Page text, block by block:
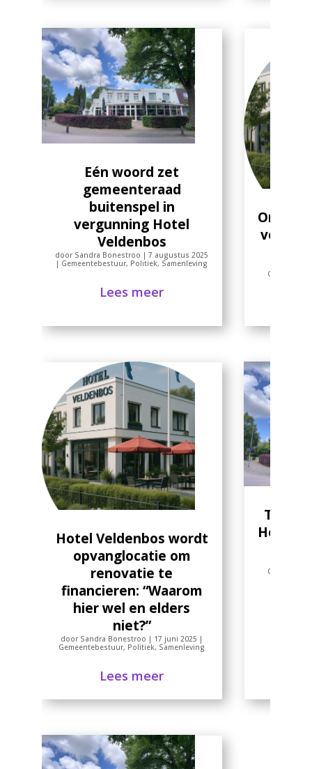
Eén woord zet
gemeenteraad
buitenspel in
vergunning Hotel
Veldenbos
door Sandra Bonestroo |7 augustus 2025
| Gemeentebestuur, Politiek, Samenleving
Lees meer
voor
Hotel Veldenbos wordt
opvanglocatie om
renovatie te
financieren: “Waarom
hier wel en elders
niet?”
door Sandra Bonestroo | 17 juni 2025 |
Gemeentebestuur, Politiek, Samenleving
Lees meer
Hotel